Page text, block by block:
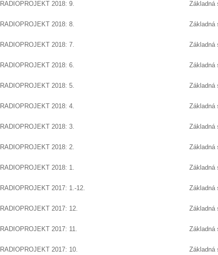
RADIOPROJEKT 2018: 9. Základná
RADIOPROJEKT 2018: 8. Základná
RADIOPROJEKT 2018: 7. Základná
RADIOPROJEKT 2018: 6. Základná
RADIOPROJEKT 2018: 5. Základná
RADIOPROJEKT 2018: 4. Základná
RADIOPROJEKT 2018: 3. Základná
RADIOPROJEKT 2018: 2. Základná
RADIOPROJEKT 2018: 1. Základná
RADIOPROJEKT 2017: 1.-12. Základná
RADIOPROJEKT 2017: 12. Základná
RADIOPROJEKT 2017: 11. Základná
RADIOPROJEKT 2017: 10. Základná